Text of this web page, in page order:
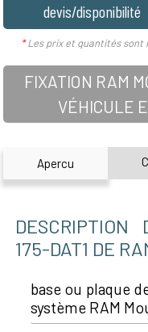
devis/disponibilité
*Les prix et quantités sont
FIXATION RAM
VÉHICULE
Apercu
175-DAT1 DE
base ou plaque
système RAM